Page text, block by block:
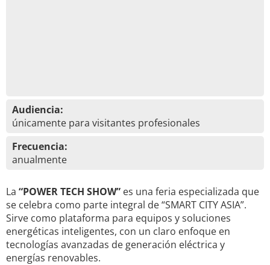
Audiencia:
únicamente para visitantes profesionales
Frecuencia:
anualmente
La “POWER TECH SHOW” es una feria especializada que
se celebra como parte integral de “SMART CITY ASIA”.
Sirve como plataforma para equipos y soluciones
energéticas inteligentes, con un claro enfoque en
tecnologías avanzadas de generación eléctrica y
energías renovables.